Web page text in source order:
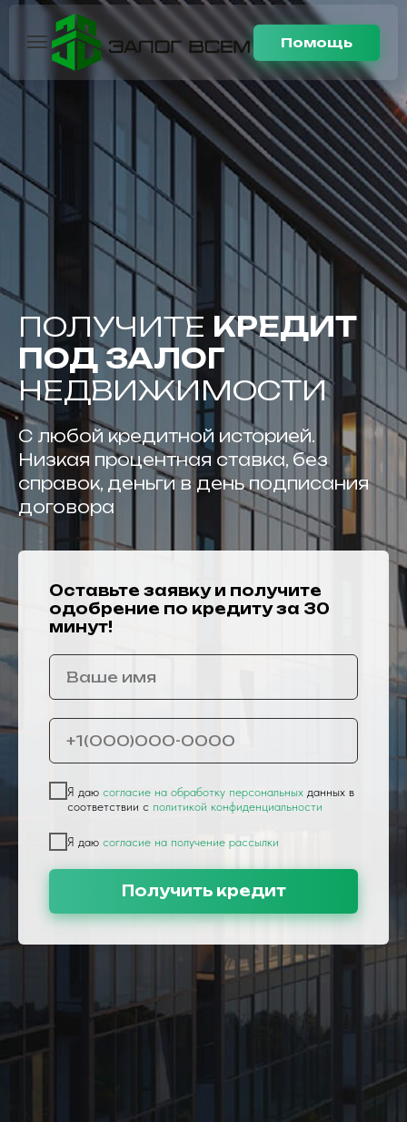
ПОЛУЧИТЕ КРЕДИТ
ПОД ЗАЛОГ
НЕДВИЖИМОСТИ
С любой кредитной историей.
Низкая процентная ставка, без
справок, деньги в день подписания
договора
Оставьте заявку и получите
одобрение по кредиту за 30
минут!
+7
Я даю согласие на обработку персональных данных в
соответствии с политикой конфиденциальности
Я даю согласие на получение рассылки
Получить кредит
Помощь